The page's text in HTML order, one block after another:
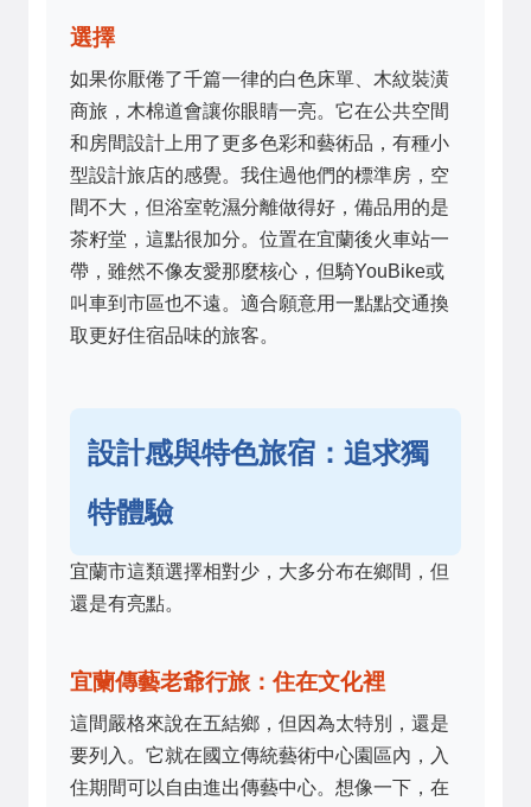
選擇
如果你厭倦了千篇一律的白色床單、木紋裝潢
商旅，木棉道會讓你眼睛一亮。它在公共空間
和房間設計上用了更多色彩和藝術品，有種小
型設計旅店的感覺。我住過他們的標準房，空
間不大，但浴室乾濕分離做得好，備品用的是
茶籽堂，這點很加分。位置在宜蘭後火車站一
帶，雖然不像友愛那麼核心，但騎YouBike或
叫車到市區也不遠。適合願意用一點點交通換
取更好住宿品味的旅客。
設計感與特色旅宿：追求獨
特體驗
宜蘭市這類選擇相對少，大多分布在鄉間，但
還是有亮點。
宜蘭傳藝老爺行旅：住在文化裡
這間嚴格來說在五結鄉，但因為太特別，還是
要列入。它就在國立傳統藝術中心園區內，入
住期間可以自由進出傳藝中心。想像一下，在